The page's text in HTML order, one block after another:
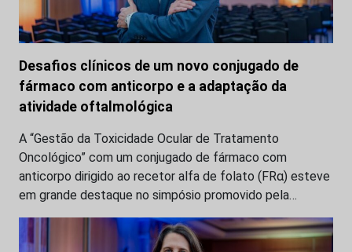
Desafios clínicos de um novo conjugado de
fármaco com anticorpo e a adaptação da
atividade oftalmológica
A “Gestão da Toxicidade Ocular de Tratamento
Oncológico” com um conjugado de fármaco com
anticorpo dirigido ao recetor alfa de folato (FRα) esteve
em grande destaque no simpósio promovido pela…